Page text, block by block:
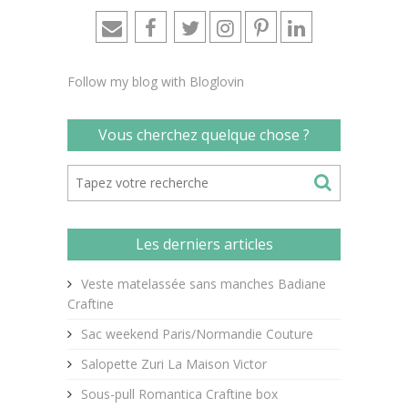
Follow my blog with Bloglovin
Vous cherchez quelque chose ?
Les derniers articles
Veste matelassée sans manches Badiane
Craftine
Sac weekend Paris/Normandie Couture
Salopette Zuri La Maison Victor
Sous-pull Romantica Craftine box